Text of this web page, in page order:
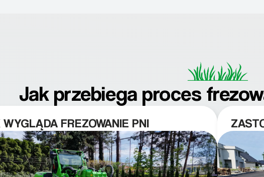
Jak przebiega proces
FREZOWANIE PNI